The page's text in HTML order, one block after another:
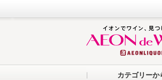
カテゴリーか